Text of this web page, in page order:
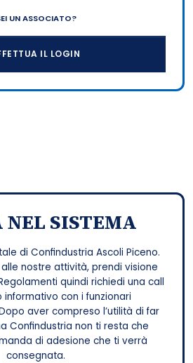
UN ASSOCIATO?
IL LOGIN
NEL SISTEMA
di Confindustria Ascoli Piceno.
nostre attività, prendi visione
quindi richiedi una call
informativo con i funzionari
aver compreso l’utilità di far
Confindustria non ti resta che
di adesione che ti verrà
consegnata.